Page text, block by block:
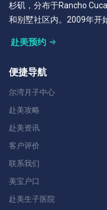
杉矶，分布于Rancho
和别墅社区内。2009年开
赴美预约
便捷导航
尔湾月子中心
赴美攻略
赴美资讯
客户评价
联系我们
美宝户口
赴美生子医院